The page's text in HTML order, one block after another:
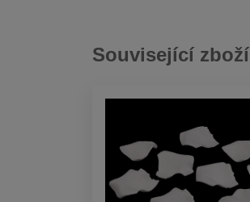
Související zboží